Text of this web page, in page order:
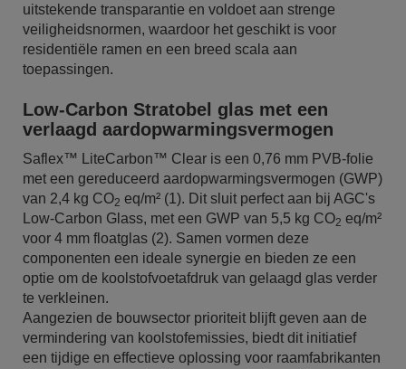
uitstekende transparantie en voldoet aan strenge
veiligheidsnormen, waardoor het geschikt is voor
residentiële ramen en een breed scala aan
toepassingen.
Low-Carbon Stratobel glas met een
verlaagd aardopwarmingsvermogen
Saflex™ LiteCarbon™ Clear is een 0,76 mm PVB-folie
met een gereduceerd aardopwarmingsvermogen (GWP)
van 2,4 kg CO2 eq/m² (1). Dit sluit perfect aan bij AGC's
Low-Carbon Glass, met een GWP van 5,5 kg CO2 eq/m²
voor 4 mm floatglas (2). Samen vormen deze
componenten een ideale synergie en bieden ze een
optie om de koolstofvoetafdruk van gelaagd glas verder
te verkleinen.
Aangezien de bouwsector prioriteit blijft geven aan de
vermindering van koolstofemissies, biedt dit initiatief
een tijdige en effectieve oplossing voor raamfabrikanten